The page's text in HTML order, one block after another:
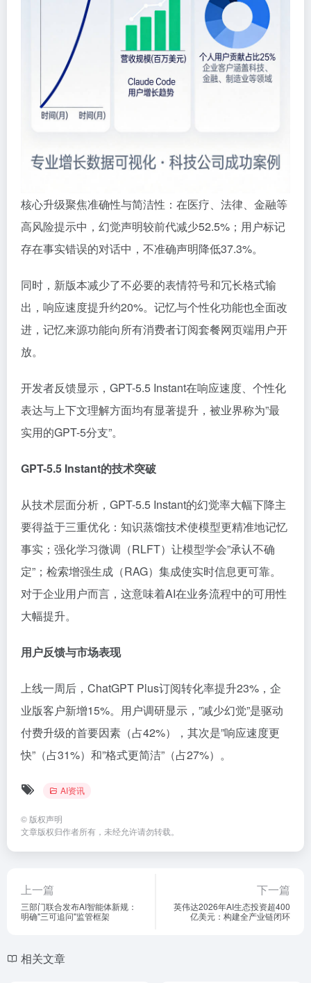
核心升级聚焦准确性与简洁性：在医疗、法律、金融等
高风险提示中，幻觉声明较前代减少52.5%；用户标记
存在事实错误的对话中，不准确声明降低37.3%。
同时，新版本减少了不必要的表情符号和冗长格式输
出，响应速度提升约20%。记忆与个性化功能也全面改
进，记忆来源功能向所有消费者订阅套餐网页端用户开
放。
开发者反馈显示，GPT-5.5 Instant在响应速度、个性化
表达与上下文理解方面均有显著提升，被业界称为”最
实用的GPT-5分支”。
GPT-5.5 Instant的技术突破
从技术层面分析，GPT-5.5 Instant的幻觉率大幅下降主
要得益于三重优化：知识蒸馏技术使模型更精准地记忆
事实；强化学习微调（RLFT）让模型学会”承认不确
定”；检索增强生成（RAG）集成使实时信息更可靠。
对于企业用户而言，这意味着AI在业务流程中的可用性
大幅提升。
用户反馈与市场表现
上线一周后，ChatGPT Plus订阅转化率提升23%，企
业版客户新增15%。用户调研显示，”减少幻觉”是驱动
付费升级的首要因素（占42%），其次是”响应速度更
快”（占31%）和”格式更简洁”（占27%）。
AI资讯
© 版权声明
文章版权归作者所有，未经允许请勿转载。
上一篇
三部门联合发布AI智能体新规：
明确"三可追问"监管框架
下一篇
英伟达2026年AI生态投资超400
亿美元：构建全产业链闭环
相关文章